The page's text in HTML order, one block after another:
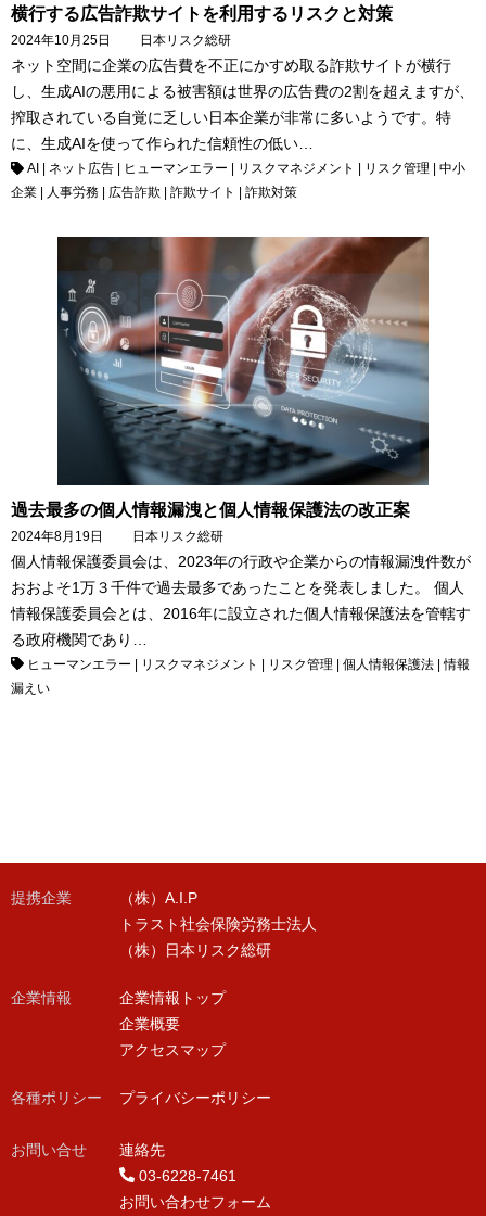
横行する広告詐欺サイトを利用するリスクと対策
2024年10月25日 日本リスク総研
ネット空間に企業の広告費を不正にかすめ取る詐欺サイトが横行
し、生成AIの悪用による被害額は世界の広告費の2割を超えますが、
搾取されている自覚に乏しい日本企業が非常に多いようです。特
に、生成AIを使って作られた信頼性の低い…
AI ネット広告 ヒューマンエラー リスクマネジメント リスク管理
中小
企業
人事労務 広告詐欺 詐欺サイト 詐欺対策
過去最多の個人情報漏洩と個人情報保護法の改正案
2024年8月19日 日本リスク総研
個人情報保護委員会は、2023年の行政や企業からの情報漏洩件数が
おおよそ1万３千件で過去最多であったことを発表しました。 個人
情報保護委員会とは、2016年に設立された個人情報保護法を管轄す
る政府機関であり…
ヒューマンエラー | リスクマネジメント | リスク管理 | 個人情報保護法 |情報
漏えい
提携企業
（株）A.I.P
トラスト社会保険労務士法人
（株）日本リスク総研
企業情報
企業情報トップ
企業概要
アクセスマップ
各種ポリシー
お問い合せ
プライバシーポリシー
連絡先
03-6228-7461
お問い合わせフォーム